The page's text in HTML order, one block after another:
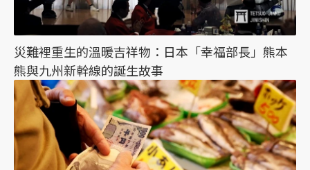
災難裡重生的溫暖吉祥物：日本「幸福部長」熊本
熊與九州新幹線的誕生故事